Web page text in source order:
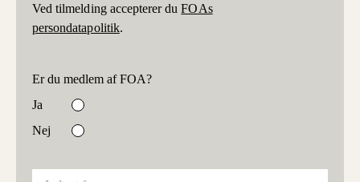
Ved tilmelding accepterer duFOAs
persondatapolitik.
Er du medlem af FOA?
Ja
Nej